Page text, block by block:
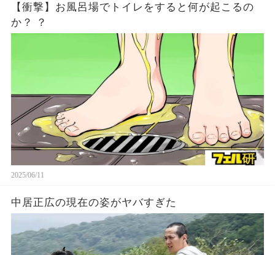
【衝撃】お風呂場でトイレをすると何が起こるの
か？ ？
2025/06/11
中居正広の現在の姿がヤバすぎた